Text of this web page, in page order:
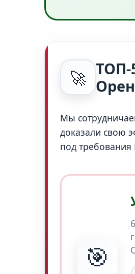
🚀 ТОП-
Мы
доказали свою
под
🎯